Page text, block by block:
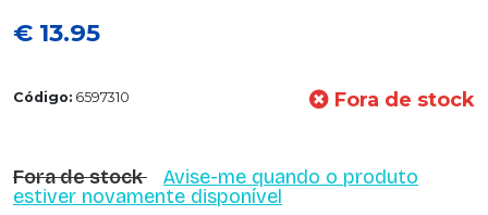
€ 13.95
Código: 6597310 Fora de stock
Fora de stock
Avise-me quando o produto
estiver novamente disponível